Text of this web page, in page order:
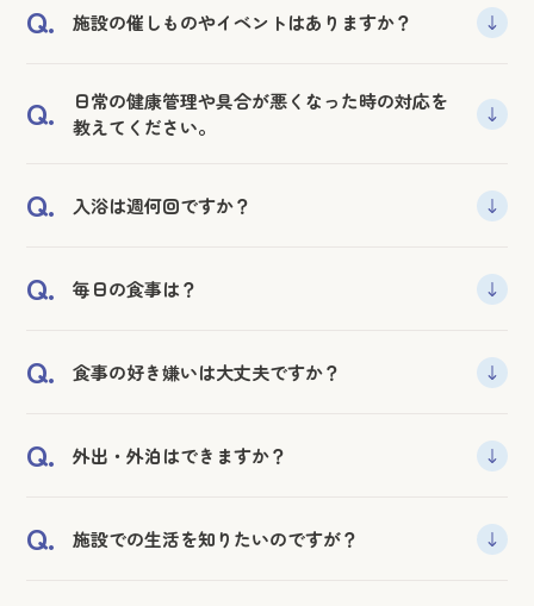
Q. 施設の催しものやイベントはありますか？
す。また、日々のレクリエーションを実施したり、地域
Q.
日常の健康管理や具合が悪くなった時の対応を
教えてください。
力医療機関と連携をとりながら、入居者様の健康をサ
Q. 入浴は週何回ですか？
す。
Q. 毎日の食事は？
す。
にあわせて糖尿病や腎臓病などの食事の内容と形態で
提供させていただきます。
Q. 食事の好き嫌いは大丈夫ですか？
でご提供しますのでご相談ください。 なるべく最後ま
Q. 外出・外泊はできますか？
だしお食事やお薬の準備がありますので必ず、事前に
Q. 施設での生活を知りたいのですが？